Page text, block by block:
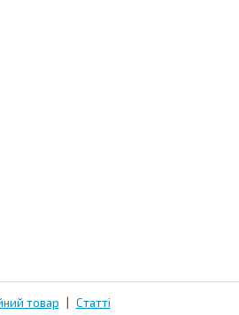
товар Статті